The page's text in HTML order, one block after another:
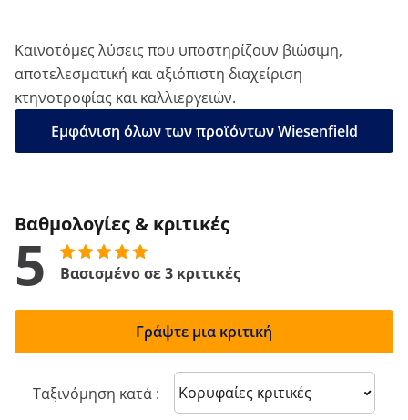
Καινοτόμες λύσεις που υποστηρίζουν βιώσιμη,
αποτελεσματική και αξιόπιστη διαχείριση
κτηνοτροφίας και καλλιεργειών.
Εμφάνιση όλων των προϊόντων Wiesenfield
Βαθμολογίες & κριτικές
5 Βασισμένο σε 3 κριτικές
Γράψτε μια κριτική
Ταξινόμηση κατά : Sort reviews